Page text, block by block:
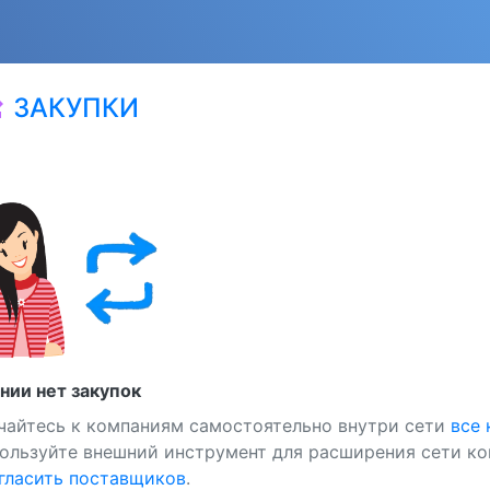
ЗАКУПКИ
нет закупок
к компаниям самостоятельно внутри сети все
внешний инструмент для расширения сети
поставщиков.